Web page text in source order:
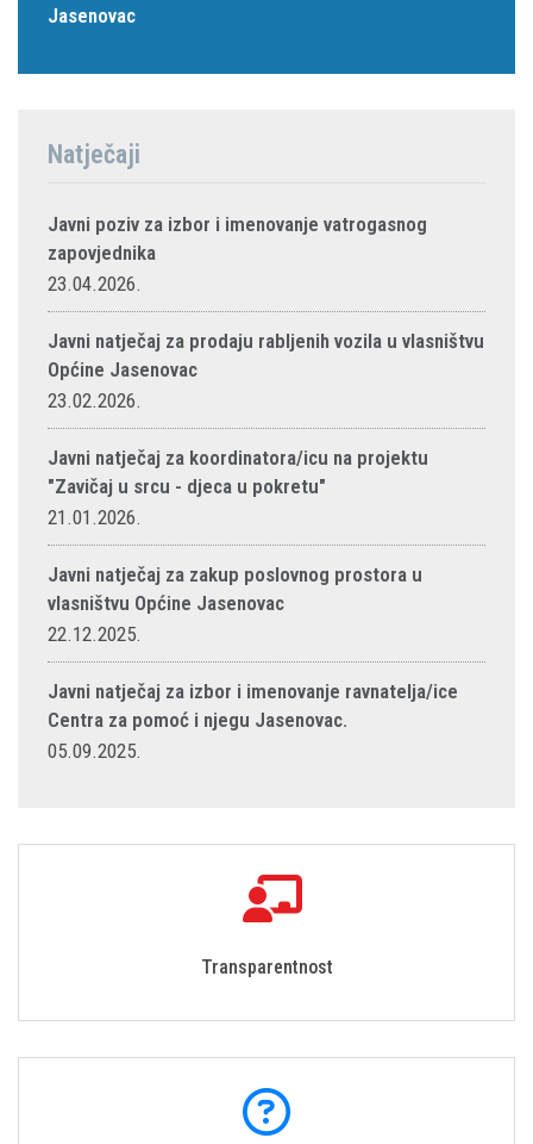
Jasenovac
Natječaji
Javni poziv za izbor i imenovanje vatrogasnog
zapovjednika
23.04.2026.
Javni natječaj za prodaju rabljenih vozila u vlasništvu
Općine Jasenovac
23.02.2026.
Javni natječaj za koordinatora/icu na projektu
"Zavičaj u srcu - djeca u pokretu"
21.01.2026.
Javni natječaj za zakup poslovnog prostora u
vlasništvu Općine Jasenovac
22.12.2025.
Javni natječaj za izbor i imenovanje ravnatelja/ice
Centra za pomoć i njegu Jasenovac.
05.09.2025.
Transparentnost